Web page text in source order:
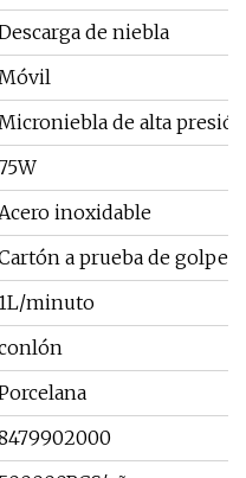
de niebla
de alta presión
inoxidable
a prueba de golpes
1L/minuto